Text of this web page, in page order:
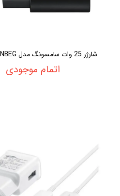
شارژر 25 وات سامسونگ مدل EP-TA800NBEG
اتمام موجودی